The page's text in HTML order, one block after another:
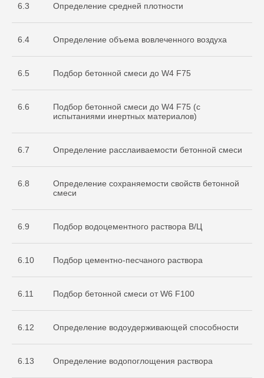
6.3 Определение средней плотности
6.4 Определение объема вовлеченного воздуха
6.5 Подбор бетонной смеси до W4 F75
6.6
Подбор бетонной смеси до W4 F75 (с
испытаниями инертных материалов)
6.7 Определение расслаиваемости бетонной смеси
6.8
Определение сохраняемости свойств бетонной
смеси
6.9 Подбор водоцементного раствора В/Ц
6.10 Подбор цементно-песчаного раствора
6.11 Подбор бетонной смеси от W6 F100
6.12 Определение водоудерживающей способности
6.13 Определение водопоглощения раствора
Остались вопросы
по необходимым объемам испытаний
ОСТАВИТЬ ЗАЯВКУ
+7 999 996 42 12